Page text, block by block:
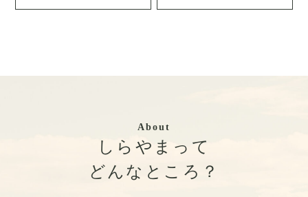
About
しらやまって
どんなところ？